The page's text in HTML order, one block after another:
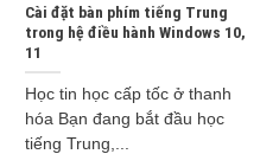
Cài đặt bàn phím tiếng Trung
trong hệ điều hành Windows 10,
11
Học tin học cấp tốc ở thanh
hóa Bạn đang bắt đầu học
tiếng Trung,...